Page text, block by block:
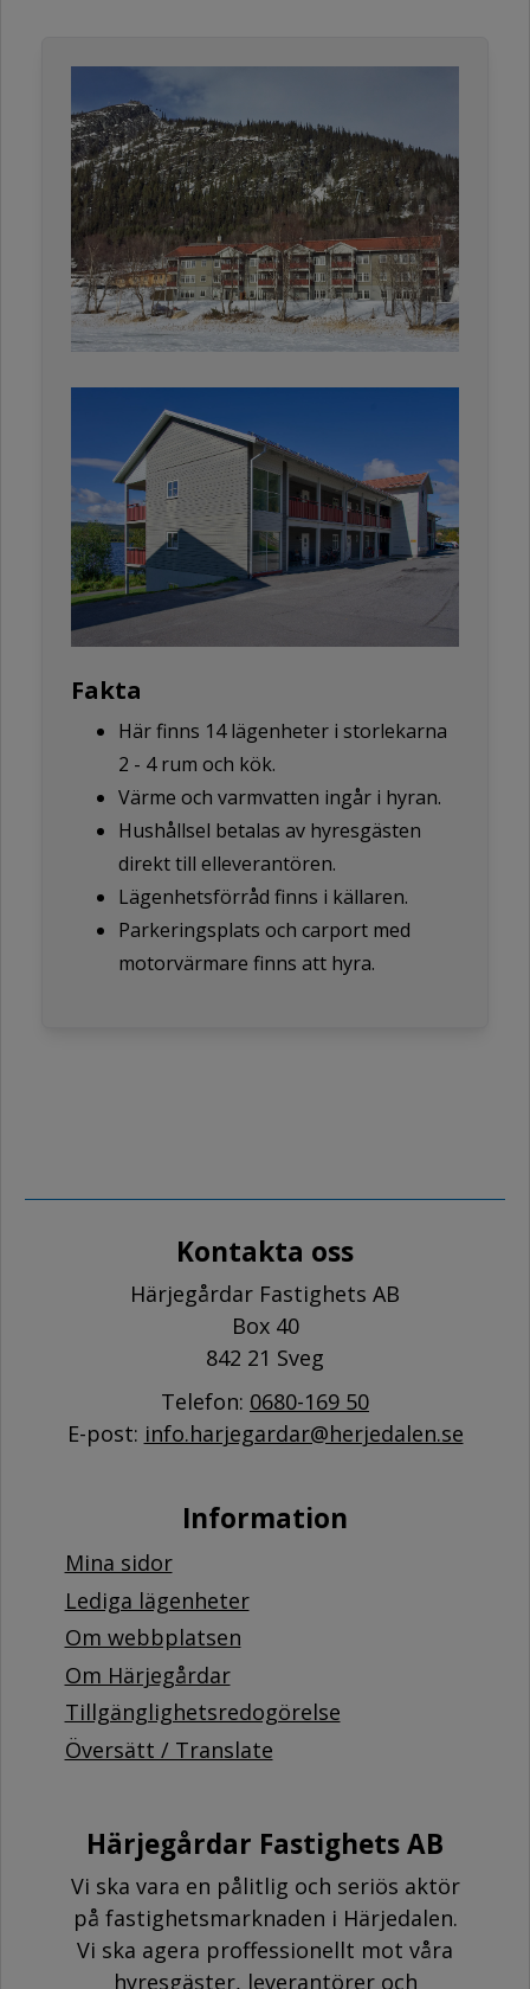
Fakta
Här finns 14 lägenheter i storlekarna
2 - 4 rum och kök.
Värme och varmvatten ingår i hyran.
Hushållsel betalas av hyresgästen
direkt till elleverantören.
Lägenhetsförråd finns i källaren.
Parkeringsplats och carport med
motorvärmare finns att hyra.
Kontakta oss
Härjegårdar Fastighets AB
Box 40
842 21 Sveg
Telefon: 0680-169 50
E-post: info.harjegardar@herjedalen.se
Information
Mina sidor
Lediga lägenheter
Om webbplatsen
Om Härjegårdar
Tillgänglighetsredogörelse
Översätt / Translate
Härjegårdar Fastighets AB
Vi ska vara en pålitlig och seriös aktör
på fastighetsmarknaden i Härjedalen.
Vi ska agera proffessionellt mot våra
hyresgäster, leverantörer och